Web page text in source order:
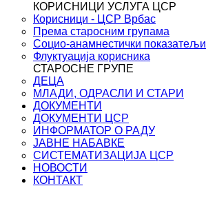
КОРИСНИЦИ УСЛУГА ЦСР
Корисници - ЦСР Врбас
Према старосним групама
Социо-анамнестички показатељи
Флуктуација корисника
СТАРОСНЕ ГРУПЕ
ДЕЦА
МЛАДИ, ОДРАСЛИ И СТАРИ
ДОКУМЕНТИ
ДОКУМЕНТИ ЦСР
ИНФОРМАТОР О РАДУ
ЈАВНЕ НАБАВКЕ
СИСТЕМАТИЗАЦИЈА ЦСР
НОВОСТИ
КОНТАКТ